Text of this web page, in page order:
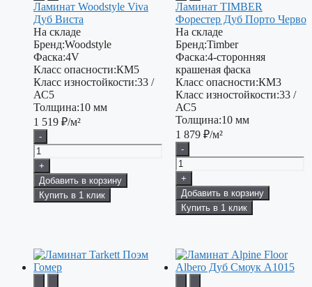
Ламинат Woodstyle Viva
Дуб Виста
На складе
Бренд:Woodstyle
Фаска:4V
Класс опасности:КМ5
Класс изностойкости:33 /
АС5
Толщина:10 мм
1 519 ₽/м²
-
+
Добавить в корзину
Купить в 1 клик
Ламинат TIMBER
Форестер Дуб Порто Черво
На складе
Бренд:Timber
Фаска:4-сторонняя
крашеная фаска
Класс опасности:КМ3
Класс изностойкости:33 /
АС5
Толщина:10 мм
1 879 ₽/м²
-
+
Добавить в корзину
Купить в 1 клик